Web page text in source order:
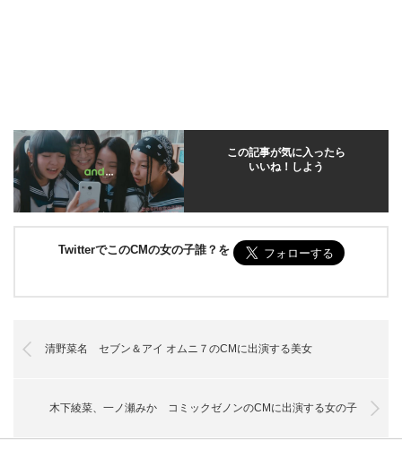
この記事が気に入ったら
いいね！しよう
TwitterでこのCMの女の子誰？を
清野菜名 セブン＆アイ オムニ７のCMに出演する美女
木下綾菜、一ノ瀬みか コミックゼノンのCMに出演する女の子